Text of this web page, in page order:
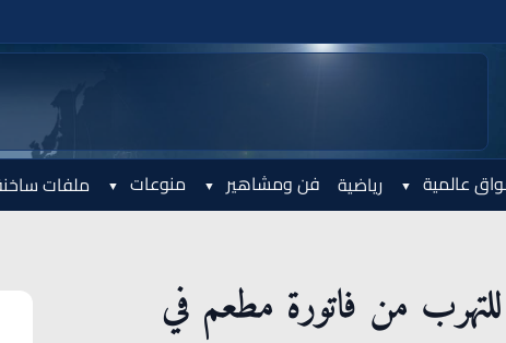
عالمية رياضية فن ومشاهير منوعات ملفات
من فاتورة مطعم في